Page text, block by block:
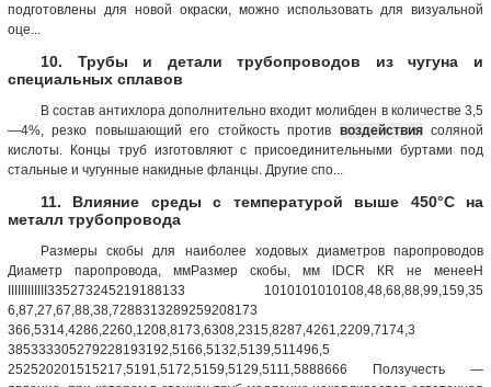
подготовлены для новой окраски, можно использовать для визуальной
оце...
10. Трубы и детали трубопроводов из чугуна и
специальных сплавов
В состав антихлора дополнительно входит молибден в количестве 3,5
—4%, резко повышающий его стойкость против воздействиясоляной
кислоты. Концы труб изготовляют с присоединительными буртами под
стальные и чугунные накидные фланцы. Другие спо...
11. Влияние среды с температурой выше 450°С на
металл трубопровода
Размеры скобы для наиболее ходовых диаметров паропроводов
Диаметр паропровода, ммРазмер скобы, мм lDСR КR не менееH
IIIIIIIIIIII335273245219188133 1010101010108,48,68,88,99,159,35
6,87,27,67,88,38,7288313289259208173
366,5314,4286,2260,1208,8173,6308,2315,8287,4261,2209,7174,3
385333305279228193192,5166,5132,5139,511496,5
252520201515217,5191,5172,5159,5129,5111,5888666 Ползучесть —